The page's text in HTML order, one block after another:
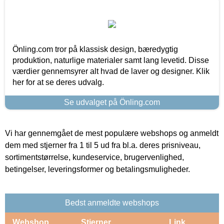
Önling.com tror på klassisk design, bæredygtig
produktion, naturlige materialer samt lang levetid. Disse
værdier gennemsyrer alt hvad de laver og designer. Klik
her for at se deres udvalg.
Se udvalget på Önling.com
Vi har gennemgået de mest populære webshops og anmeldt
dem med stjerner fra 1 til 5 ud fra bl.a. deres prisniveau,
sortimentstørrelse, kundeservice, brugervenlighed,
betingelser, leveringsformer og betalingsmuligheder.
Bedst anmeldte webshops
Webshop Stjerner Link